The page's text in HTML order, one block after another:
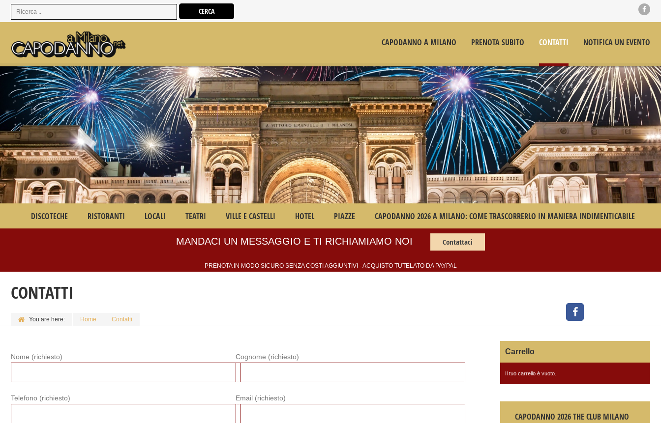
CAPODANNO A MILANO PRENOTA SUBITO CONTATTI NOTIFICA UN EVENTO
DISCOTECHE RISTORANTI LOCALI TEATRI VILLE E CASTELLI HOTEL PIAZZE CAPODANNO 2026 A MILANO: COME TRASCORRERLO IN MANIERA INDIMENTICABILE
MANDACI UN MESSAGGIO E TI RICHIAMIAMO NOI Contattaci
PRENOTA IN MODO SICURO SENZA COSTI AGGIUNTIVI - ACQUISTO TUTELATO DA PAYPAL
CONTATTI
You are here: Home Contatti
Nome (richiesto)
Telefono (richiesto)
Cognome (richiesto)
Email (richiesto)
Carrello
Il tuo carrello è vuoto.
CAPODANNO 2026 THE CLUB MILANO